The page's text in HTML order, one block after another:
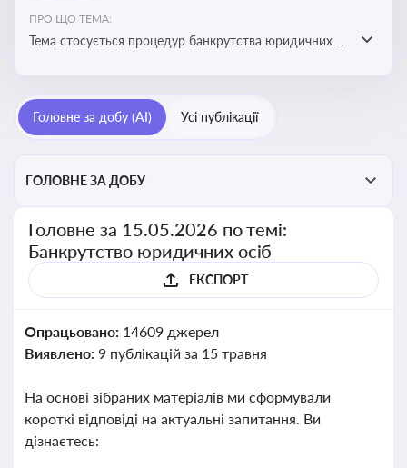
ПРО ЩО ТЕМА:
Тема стосується процедур банкрутства юридичних
Головне за добу (AI) Усі публікації
ГОЛОВНЕ ЗА ДОБУ
Головне за 15.05.2026 по темі:
Банкрутство юридичних осіб
ЕКСПОРТ
Опрацьовано: 14609 джерел
Виявлено: 9 публікацій за 15 травня
На основі зібраних матеріалів ми сформували
короткі відповіді на актуальні запитання. Ви
дізнаєтесь: